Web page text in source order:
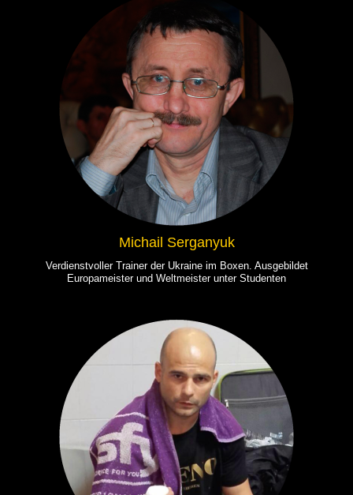
Michail Serganyuk
Verdienstvoller Trainer der Ukraine im Boxen. Ausgebildet
Europameister und Weltmeister unter Studenten